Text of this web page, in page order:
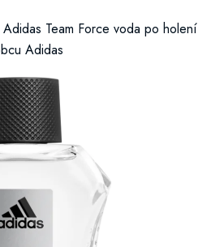
Adidas Team Force voda po holení
Adidas